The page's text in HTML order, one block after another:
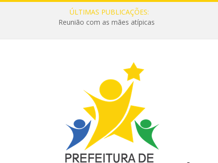
ÚLTIMAS PUBLICAÇÕES:
Reunião com as mães atípicas